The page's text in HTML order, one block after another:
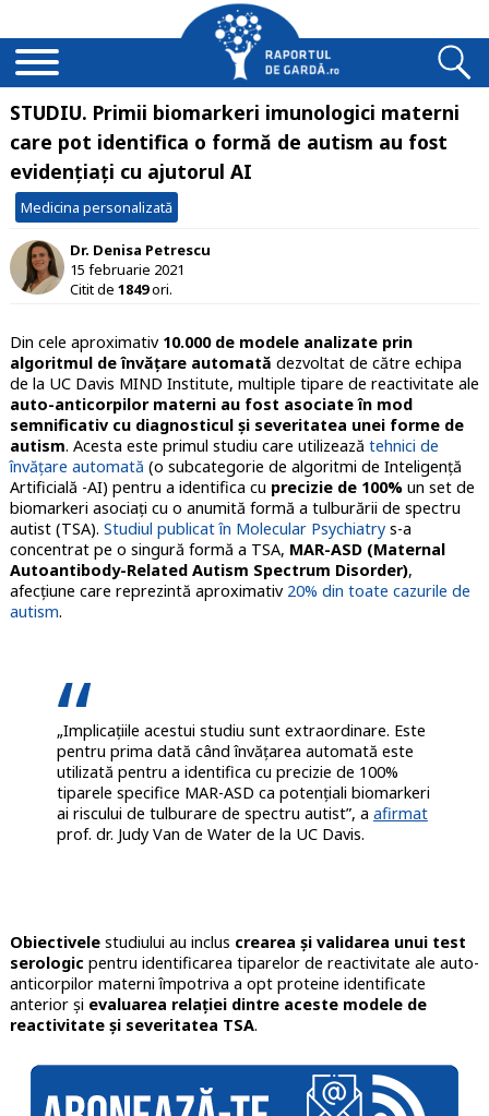
STUDIU. Primii biomarkeri imunologici materni
care pot identifica o formă de autism au fost
evidențiați cu ajutorul AI
Medicina personalizată
Dr. Denisa Petrescu
15 februarie 2021
Citit de 1849ori.
Din cele aproximativ10.000 de modele analizate prin
algoritmul de învățare automată dezvoltat de către echipa
de la UC Davis MIND Institute, multiple tipare de reactivitate ale
auto-anticorpilor materni au fost asociate în mod
semnificativ cu diagnosticul și severitatea unei forme de
autism. Acesta este primul studiu care utilizează tehnici de
învățare automată (o subcategorie de algoritmi de Inteligență
Artificială -AI) pentru a identifica cu precizie de 100%un set de
biomarkeri asociați cu o anumită formă a tulburării de spectru
autist (TSA). Studiul publicat în Molecular Psychiatrys-a
concentrat pe o singură formă a TSA, MAR-ASD (Maternal
Autoantibody-Related Autism Spectrum Disorder),
afecțiune care reprezintă aproximativ 20% din toate cazurile de
autism.
„Implicațiile acestui studiu sunt extraordinare. Este
pentru prima dată când învățarea automată este
utilizată pentru a identifica cu precizie de 100%
tiparele specifice MAR-ASD ca potențiali biomarkeri
ai riscului de tulburare de spectru autist”, a afirmat
prof. dr. Judy Van de Water de la UC Davis.
Obiectivelestudiului au inclus crearea și validarea unui test
serologic pentru identificarea tiparelor de reactivitate ale auto-
anticorpilor materni împotriva a opt proteine identificate
anterior și evaluarea relației dintre aceste modele de
reactivitate și severitatea TSA.